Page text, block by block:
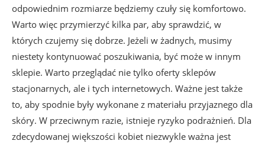
odpowiednim rozmiarze będziemy czuły się komfortowo.
Warto więc przymierzyć kilka par, aby sprawdzić, w
których czujemy się dobrze. Jeżeli w żadnych, musimy
niestety kontynuować poszukiwania, być może w innym
sklepie. Warto przeglądać nie tylko oferty sklepów
stacjonarnych, ale i tych internetowych. Ważne jest także
to, aby spodnie były wykonane z materiału przyjaznego dla
skóry. W przeciwnym razie, istnieje ryzyko podrażnień. Dla
zdecydowanej większości kobiet niezwykle ważna jest